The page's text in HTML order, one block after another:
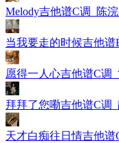
Melody吉他谱C调_陈
当我要走的时候吉他
愿得一人心吉他谱C调
拜拜了您嘞吉他谱C调
天才白痴往日情吉他